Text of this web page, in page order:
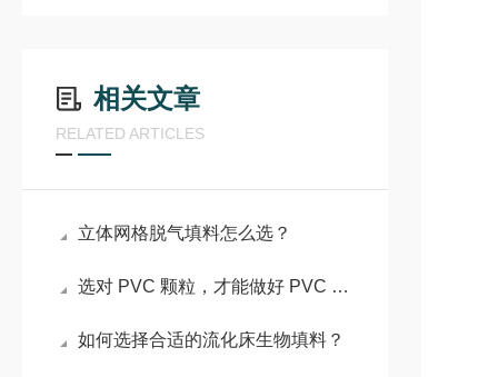
相关文章
RELATED ARTICLES
立体网格脱气填料怎么选？
选对 PVC 颗粒，才能做好 PVC 管件！
如何选择合适的流化床生物填料？